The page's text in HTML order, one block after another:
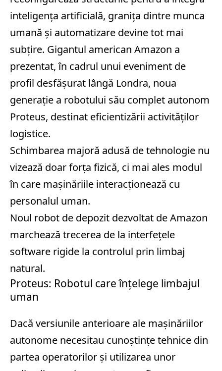
inteligența artificială, granița dintre munca
umană și automatizare devine tot mai
subțire. Gigantul american Amazon a
prezentat, în cadrul unui eveniment de
profil desfășurat lângă Londra, noua
generație a robotului său complet autonom
Proteus, destinat eficientizării activităților
logistice.
Schimbarea majoră adusă de tehnologie nu
vizează doar forța fizică, ci mai ales modul
în care mașinăriile interacționează cu
personalul uman.
Noul robot de depozit dezvoltat de Amazon
marchează trecerea de la interfețele
software rigide la controlul prin limbaj
natural.
Proteus: Robotul care înțelege limbajul
uman
Dacă versiunile anterioare ale mașinăriilor
autonome necesitau cunoștințe tehnice din
partea operatorilor și utilizarea unor